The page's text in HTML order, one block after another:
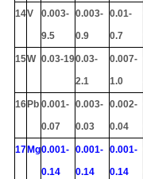
14V
0.003-
9.5
0.003-
0.9
0.01-
0.7
15W 0.03-190.03-
2.1
0.007-
1.0
16Pb 0.001-
0.07
0.003-
0.03
0.002-
0.04
17Mg0.001-
0.14
0.001-
0.14
0.001-
0.14